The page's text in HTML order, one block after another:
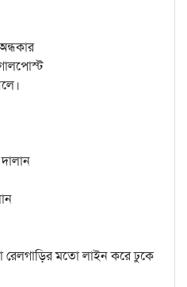
রেলগাড়ির মতো লাইন করে ঢুকে